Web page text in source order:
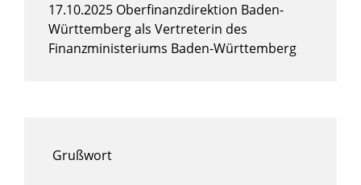
17.10.2025 Oberfinanzdirektion Baden-
Württemberg als Vertreterin des
Finanzministeriums Baden-Württemberg
Grußwort